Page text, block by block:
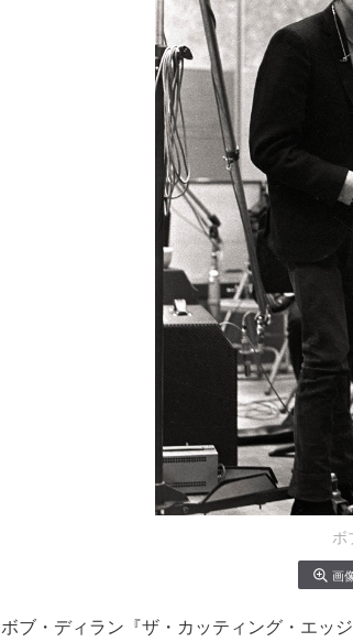
ボ
画
ボブ・ディラン『ザ・カッティング・エッ